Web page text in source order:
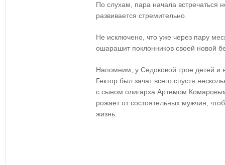
По слухам, пара начала встречаться
развивается стремительно.
Не исключено, что уже через пару
ошарашит поклонников своей новой
Напомним, у Седоковой трое детей
Гектор был зачат всего спустя
с сыном олигарха Артемом
рожает от состоятельных мужчин,
жизнь.